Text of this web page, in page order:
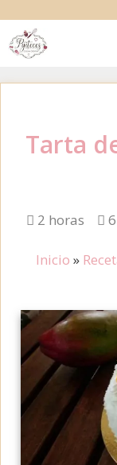
contenido
Tarta
2 horas
Inicio »